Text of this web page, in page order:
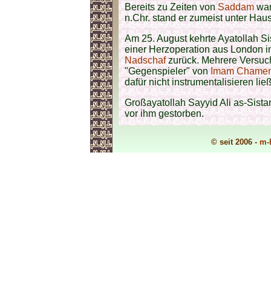
Bereits zu Zeiten vonSaddam
n.Chr. stand er zumeist unter
Am 25. August kehrte Ayatollah
einer Herzoperation aus London
Nadschafzurück. Mehrere
"Gegenspieler" vonImam
dafür nicht instrumentalisieren
Großayatollah Sayyid Ali as-
vor ihm gestorben.
© seit 2006 - m-